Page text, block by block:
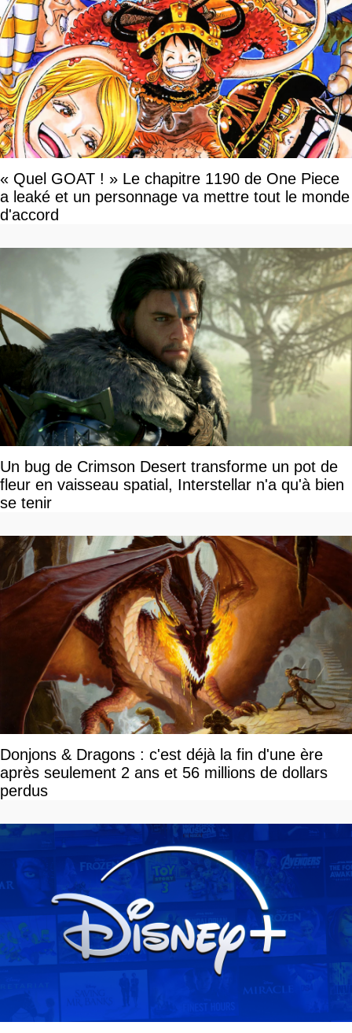
« Quel GOAT ! » Le chapitre 1190 de One Piece
a leaké et un personnage va mettre tout le monde
d'accord
Un bug de Crimson Desert transforme un pot de
fleur en vaisseau spatial, Interstellar n'a qu'à bien
se tenir
Donjons & Dragons : c'est déjà la fin d'une ère
après seulement 2 ans et 56 millions de dollars
perdus